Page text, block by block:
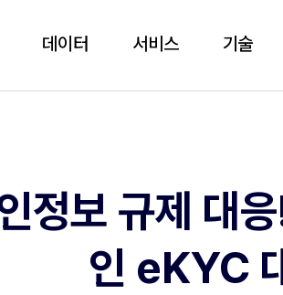
데이터 서비스 기술
정보 규제 대
인 eKYC